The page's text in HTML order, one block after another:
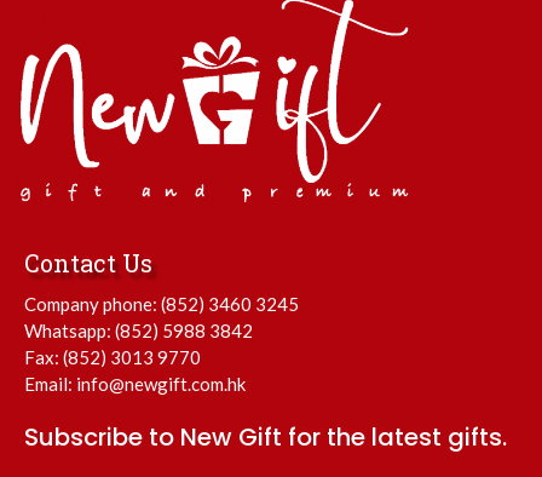
Contact Us
Company phone: (852) 3460 3245
Whatsapp: (852) 5988 3842
Fax: (852) 3013 9770
Email: info@newgift.com.hk
Subscribe to New Gift for the latest gifts.